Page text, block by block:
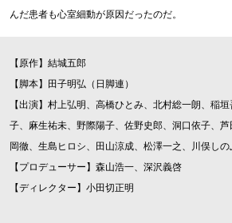
んだ患者も心室細動が原因だったのだ。
【原作】結城五郎
【脚本】田子明弘（日脚連）
【出演】村上弘明、高橋ひとみ、北村総一朗、稲
子、麻生祐未、野際陽子、佐野史郎、洞口依子、
岡徹、生島ヒロシ、田山涼成、松澤一之、川俣しの
【プロデューサー】森山浩一、深沢義啓
【ディレクター】小田切正明